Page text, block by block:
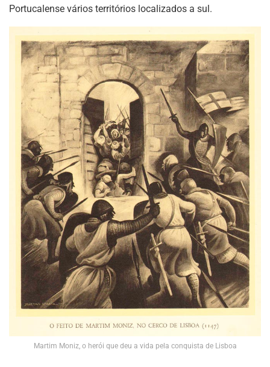
Portucalense vários territórios localizados a sul.
Martim Moniz, o herói que deu a vida pela conquista de Lisboa